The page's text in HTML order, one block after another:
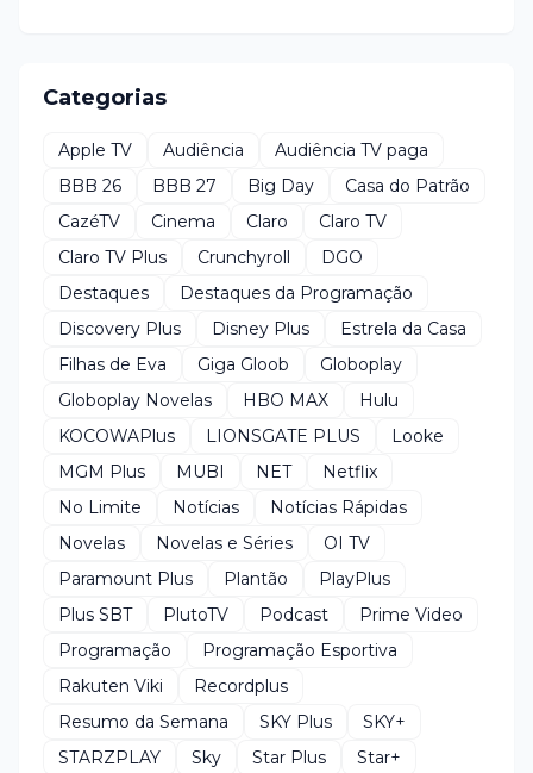
Categorias
Apple TV Audiência
Audiência TV paga
BBB 26
BBB 27 Big Day
Casa do Patrão
CazéTV
Cinema Claro
Claro TV
Claro TV Plus
Crunchyroll
DGO
Destaques
Destaques da Programação
Discovery Plus
Disney Plus
Estrela da Casa
Filhas de Eva
Giga Gloob
Globoplay
Globoplay Novelas
HBO MAX
Hulu
KOCOWAPlus
LIONSGATE PLUS
Looke
MGM Plus
MUBI NET
Netflix
No Limite
Notícias
Notícias Rápidas
Novelas
Novelas e Séries
OI TV
Paramount Plus
Plantão
PlayPlus
Plus SBT
PlutoTV Podcast
Prime Video
Programação
Programação Esportiva
Rakuten Viki
Recordplus
Resumo da Semana
SKY Plus
SKY+
STARZPLAY
Sky Star Plus
Star+